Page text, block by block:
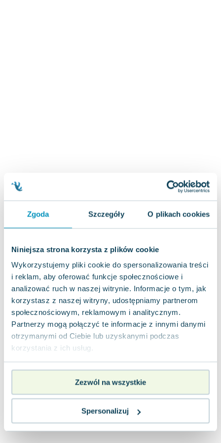
Zgoda Szczegóły O plikach cookies
Niniejsza strona korzysta z plików cookie
Wykorzystujemy pliki cookie do spersonalizowania treści
i reklam, aby oferować funkcje społecznościowe i
analizować ruch w naszej witrynie. Informacje o tym, jak
korzystasz z naszej witryny, udostępniamy partnerom
społecznościowym, reklamowym i analitycznym.
Partnerzy mogą połączyć te informacje z innymi danymi
otrzymanymi od Ciebie lub uzyskanymi podczas
korzystania z ich usług.
Zezwól na wszystkie
Spersonalizuj
Michael Scott
Piotr Semka
Jarosław Iwaszkiewicz
Joseph Murphy
Aleksander Puszkin
Oscar Wilde
Małgorzata Ohme
Maddie Ziegler
Leszek Czarnecki
Joanna Racewicz
Maria Seweryn
Janina Zającówna
Anna Prus (oprac.)
Nela Mała Reporterka
Agnieszka Maciąg
Terry Pratchett